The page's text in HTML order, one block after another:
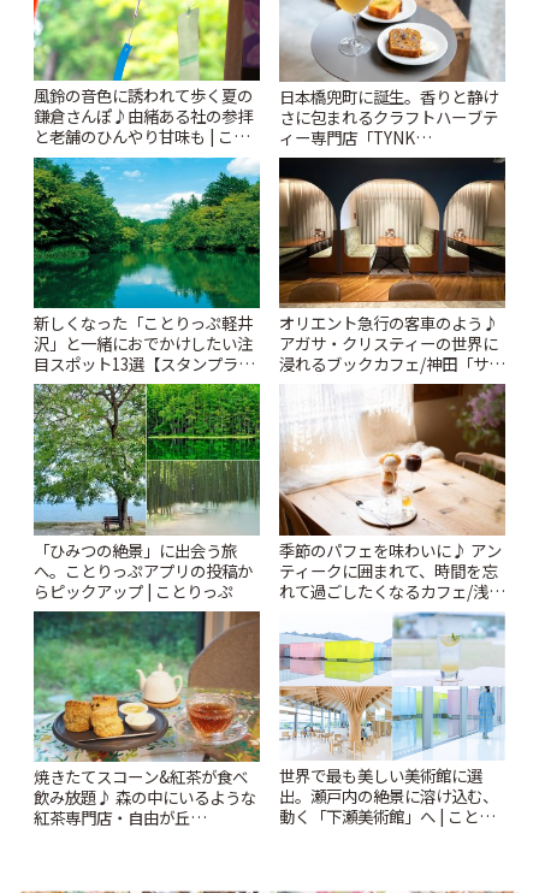
風鈴の音色に誘われて歩く夏の
鎌倉さんぽ♪由緒ある社の参拝
と老舗のひんやり甘味も | こと
りっぷ
日本橋兜町に誕生。香りと静け
さに包まれるクラフトハーブテ
ィー専門店「TYNK
Kabutocho」 | ことりっぷ
新しくなった「ことりっぷ軽井
沢」と一緒におでかけしたい注
目スポット13選【スタンプラリ
ー開催中】 | ことりっぷ
オリエント急行の客車のよう♪
アガサ・クリスティーの世界に
浸れるブックカフェ/神田「サロ
ンクリスティ」 | ことりっぷ
「ひみつの絶景」に出会う旅
へ。ことりっぷアプリの投稿か
らピックアップ | ことりっぷ
季節のパフェを味わいに♪ アン
ティークに囲まれて、時間を忘
れて過ごしたくなるカフェ/浅草
「annorum cafe」 | ことりっぷ
焼きたてスコーン&紅茶が食べ
飲み放題♪ 森の中にいるような
紅茶専門店・自由が丘
世界で最も美しい美術館に選
出。瀬戸内の絶景に溶け込む、
動く「下瀬美術館」へ | ことり